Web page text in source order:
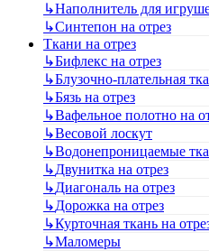
↳Наполнитель для
↳Синтепон на отрез
Ткани на отрез
↳Бифлекс на отрез
↳Блузочно-плательная
↳Бязь на отрез
↳Вафельное полотно на
↳Весовой лоскут
↳Водонепроницаемые
↳Двунитка на отрез
↳Диагональ на отрез
↳Дорожка на отрез
↳Курточная ткань на
↳Маломеры